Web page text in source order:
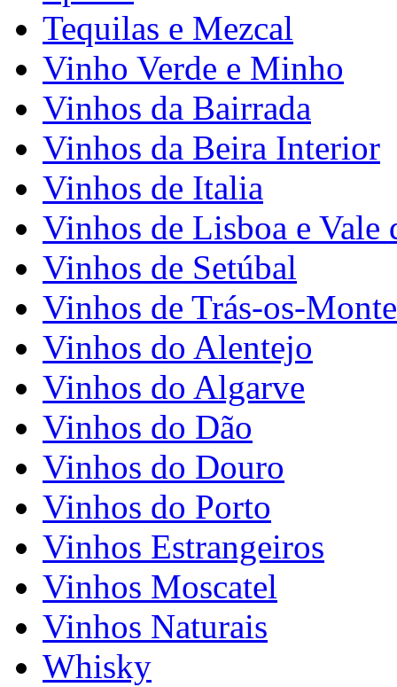
Tequilas e Mezcal
Vinho Verde e Minho
Vinhos da Bairrada
Vinhos da Beira Interior
Vinhos de Italia
Vinhos de Lisboa e Vale
Vinhos de Setúbal
Vinhos de Trás-os-
Vinhos do Alentejo
Vinhos do Algarve
Vinhos do Dão
Vinhos do Douro
Vinhos do Porto
Vinhos Estrangeiros
Vinhos Moscatel
Vinhos Naturais
Whisky